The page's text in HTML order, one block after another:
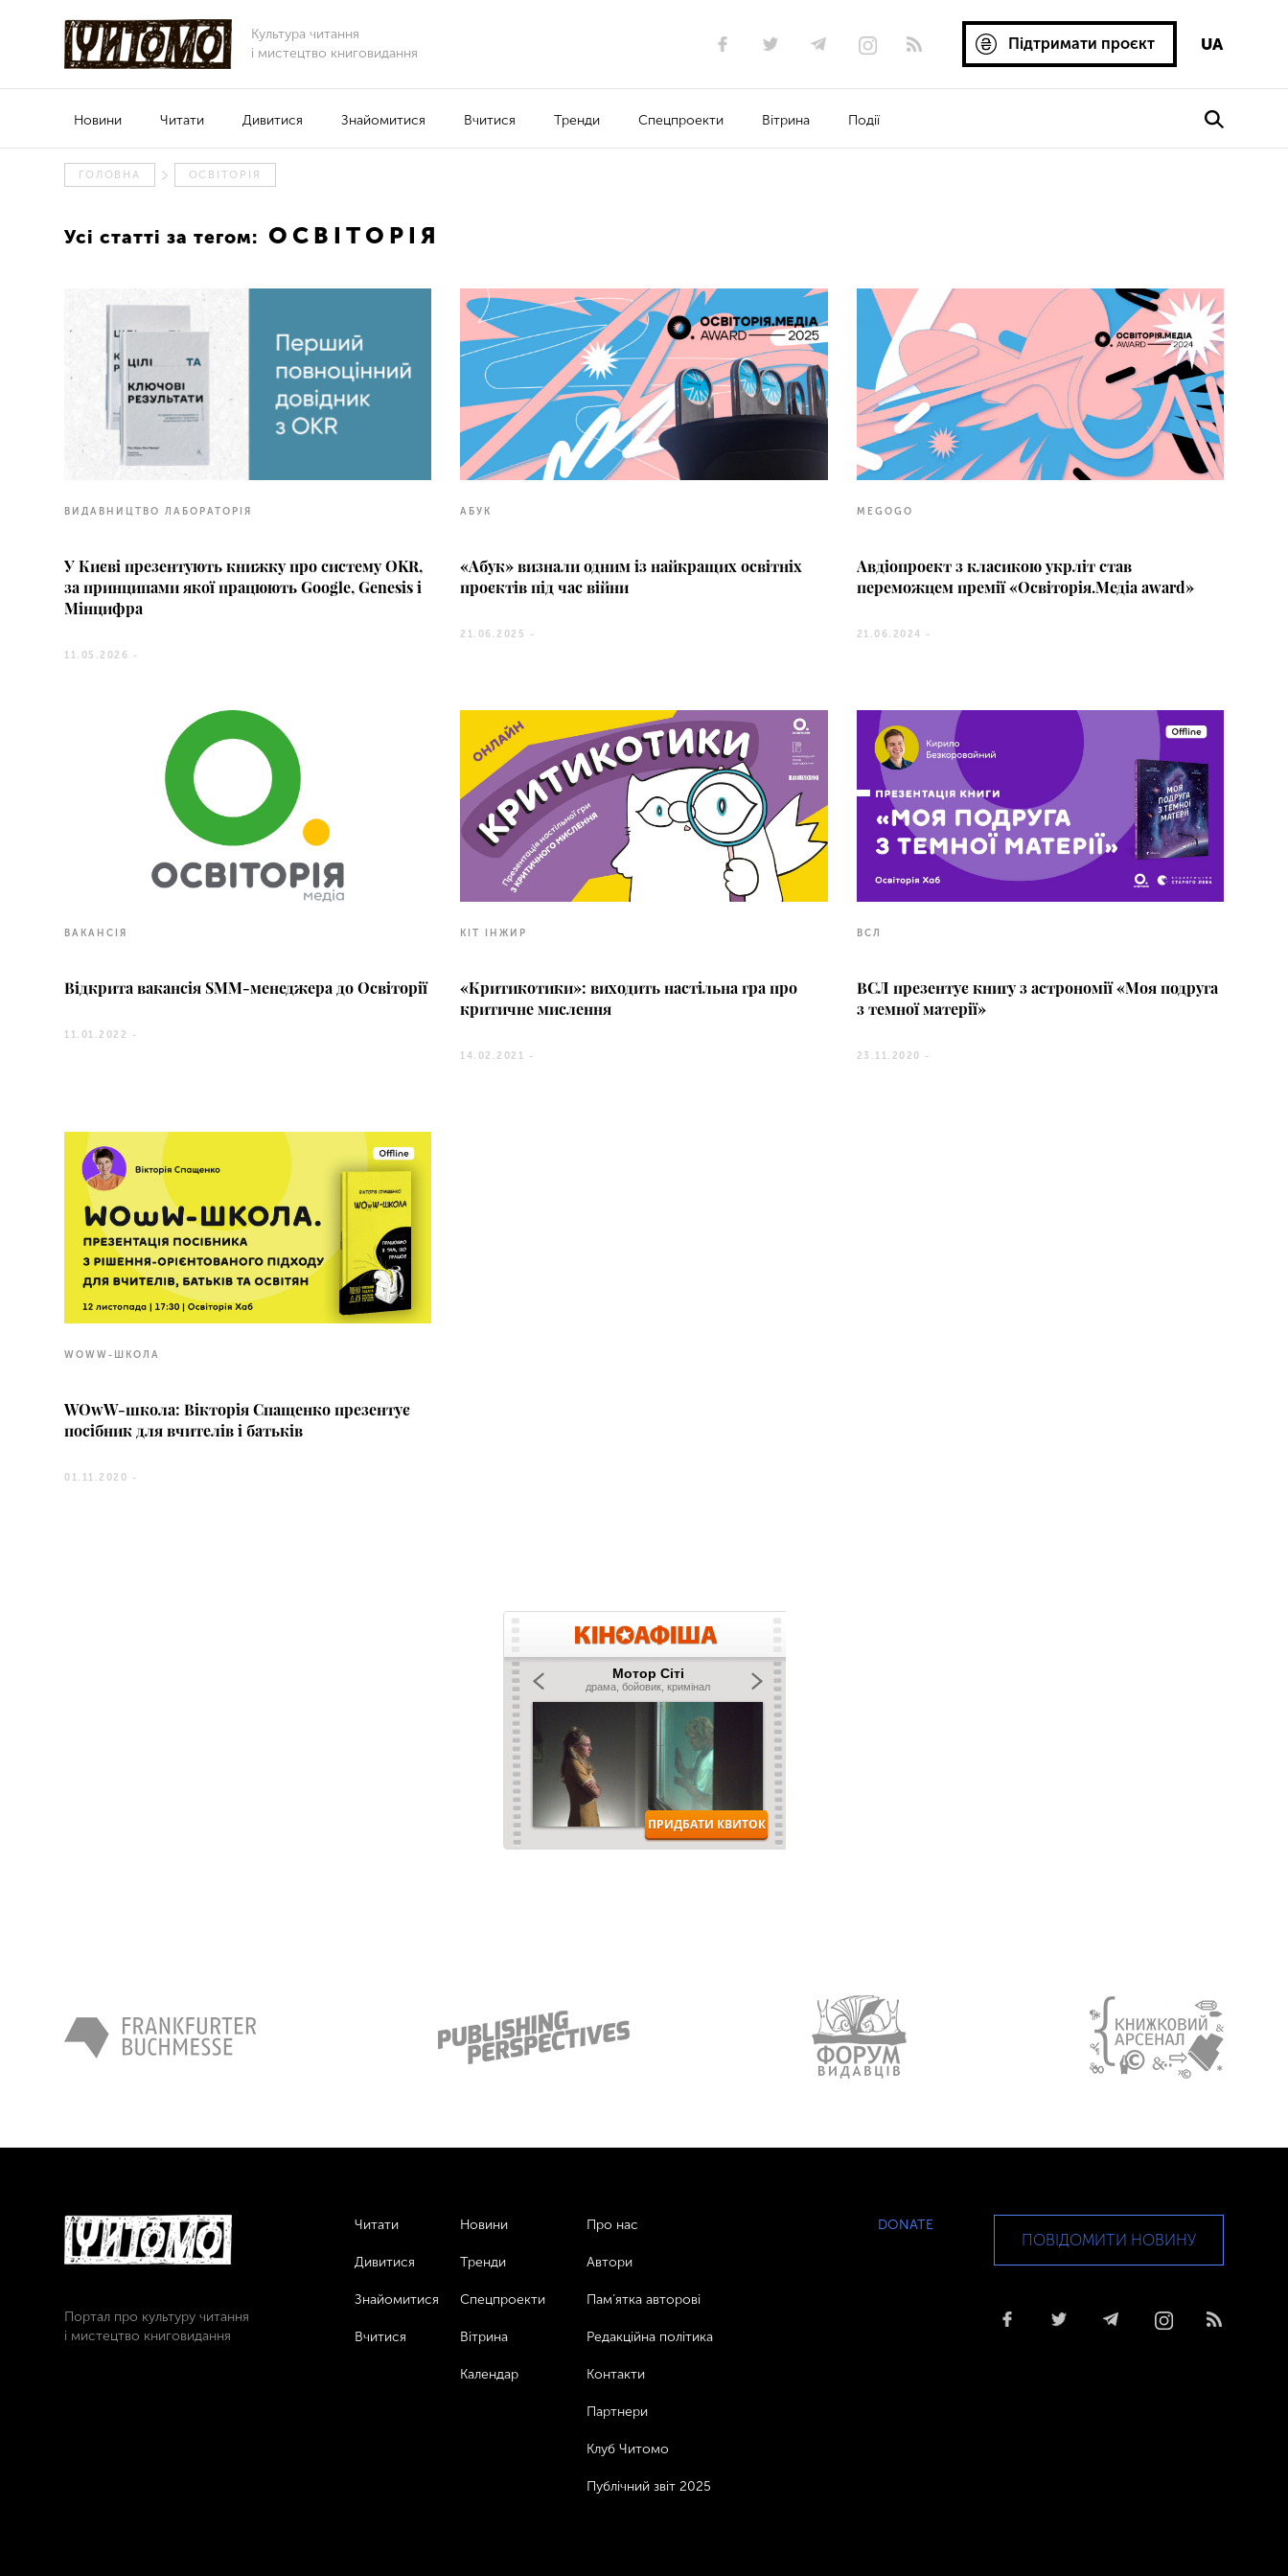
Культура читання
і мистецтво книговидання
UA
Підтримати проєкт
Новини Читати Дивитися Знайомитися Вчитися Тренди Спецпроекти Вітрина Події
ГОЛОВНА ОСВІТОРІЯ
Усі статті за тегом: ОСВІТОРІЯ
ВИДАВНИЦТВО ЛАБОРАТОРІЯ
У Києві презентують книжку про систему OKR,
за принципами якої працюють Google, Genesis і
Мінцифра
11.05.2026 -
АБУК
«Абук» визнали одним із найкращих освітніх
проєктів під час війни
21.06.2025 -
MEGOGO
Авдіопроєкт з класикою укрліт став
переможцем премії «Освіторія.Медіа award»
21.06.2024 -
ВАКАНСІЯ
Відкрита вакансія SMM-менеджера до Освіторії
11.01.2022 -
КІТ ІНЖИР
«Критикотики»: виходить настільна гра про
критичне мислення
14.02.2021 -
ВСЛ
ВСЛ презентує книгу з астрономії «Моя подруга
з темної матерії»
23.11.2020 -
WOWW-ШКОЛА
WOwW-школа: Вікторія Спащенко презентує
посібник для вчителів і батьків
01.11.2020 -
Портал про культуру читання
і мистецтво книговидання
Читати
Дивитися
Знайомитися
Вчитися
Новини
Тренди
Спецпроекти
Вітрина
Календар
Про нас
Автори
Пам’ятка авторові
Редакційна політика
Контакти
Партнери
Клуб Читомо
Публічний звіт 2025
DONATE
ПОВІДОМИТИ НОВИНУ